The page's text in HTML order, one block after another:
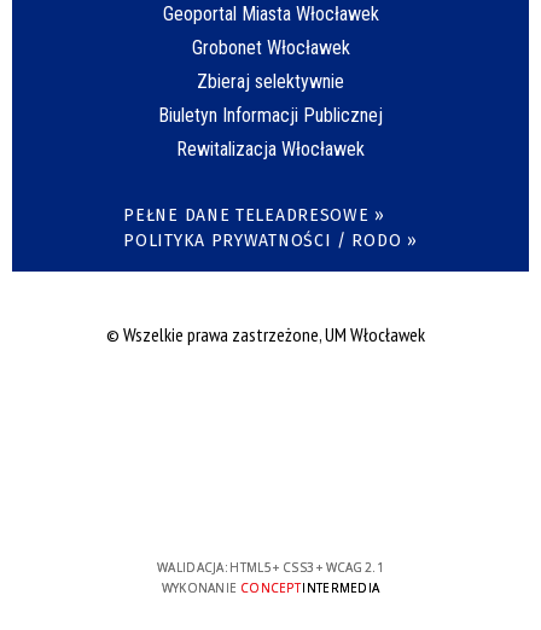
Geoportal Miasta Włocławek
Grobonet Włocławek
Zbieraj selektywnie
Biuletyn Informacji Publicznej
Rewitalizacja Włocławek
PEŁNE DANE TELEADRESOWE »
POLITYKA PRYWATNOŚCI / RODO »
© Wszelkie prawa zastrzeżone, UM Włocławek
WALIDACJA: HTML5+ CSS3 + WCAG 2.1
WYKONANIE CONCEPTINTERMEDIA